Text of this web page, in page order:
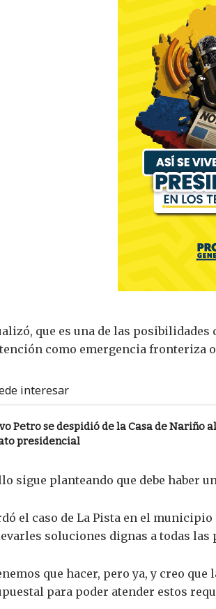
que es una de las
como emergencia fronteriza
interesar
Petro se despidió de la Casa de Nariño
presidencial
sigue planteando que debe haber
el caso de La Pista en el
soluciones dignas a todas las
que hacer, pero ya, y creo
para poder atender estos